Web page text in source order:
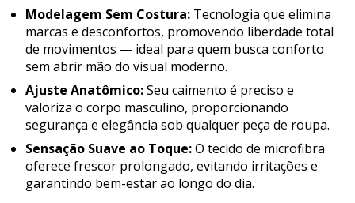
Modelagem Sem Costura: Tecnologia que elimina
marcas e desconfortos, promovendo liberdade total
de movimentos — ideal para quem busca conforto
sem abrir mão do visual moderno.
Ajuste Anatômico:Seu caimento é preciso e
valoriza o corpo masculino, proporcionando
segurança e elegância sob qualquer peça de roupa.
Sensação Suave ao Toque:O tecido de microfibra
oferece frescor prolongado, evitando irritações e
garantindo bem-estar ao longo do dia.